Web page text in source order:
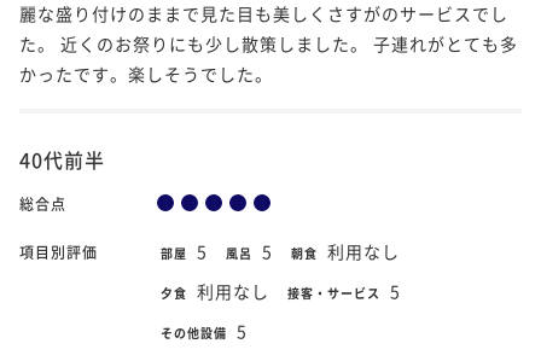
麗な盛り付けのままで見た目も美しくさすがのサービスでし
た。 近くのお祭りにも少し散策しました。 子連れがとても多
かったです。楽しそうでした。
40代前半
総合点
項目別評価 部屋 5 風呂 5 朝食 利用なし
夕食 利用なし 接客・サービス 5
その他設備 5